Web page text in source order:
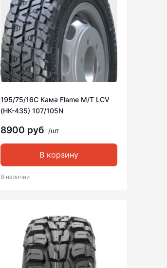
195/75/16C Кама Flame M/T LCV
(НК-435) 107/105N
8900 руб /шт
В корзину
В наличии